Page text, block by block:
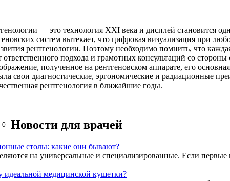
— это технология XXI века и дисплей становится
систем вытекает, что цифровая визуализация при
рентгенологии. Поэтому необходимо помнить, что
ответственного подхода и грамотных консультаций со
полученное на рентгеновском аппарате, его
свои диагностические, эргономические и радиационные
рентгенология в ближайшие годы.
0 Новости для врачей
столы: какие они бывают?
на универсальные и специализированные. Если первые
идеальной медицинской кушетки?